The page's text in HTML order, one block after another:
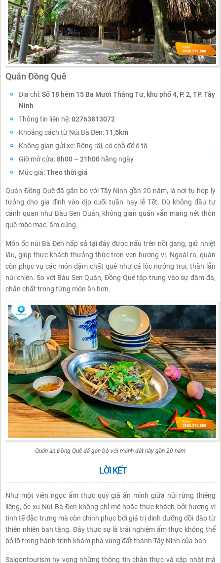
Quán Đồng Quê
Địa chỉ:Số 18 hẻm 15 Ba Mươi Tháng Tư, khu phố 4, P. 2, TP. Tây
Ninh
Thông tin liên hệ:02763813072
Khoảng cách từ Núi Bà Đen: 11,5km
Không gian gửi xe: Rộng rãi, có chỗ để ô tô
Giờ mở cửa:8h00 –21h00 hằng ngày
Mức giá:Theo thời giá
Quán Đồng Quê đã gắn bó với Tây Ninh gần 20 năm, là nơi tụ họp lý
tưởng cho gia đình vào dịp cuối tuần hay lễ Tết. Dù không đầu tư
cảnh quan như Bàu Sen Quán, không gian quán vẫn mang nét thôn
quê mộc mạc, ấm cúng.
Món ốc núi Bà Đen hấp sả tại đây được nấu trên nồi gang, giữ nhiệt
lâu, giúp thực khách thưởng thức trọn vẹn hương vị. Ngoài ra, quán
còn phục vụ các món đậm chất quê như cá lóc nướng trui, thằn lằn
núi chiên. So với Bàu Sen Quán, Đồng Quê tập trung vào sự đậm đà,
chân chất trong từng món ăn hơn.
Quán ăn Đồng Quê đã gắn bó với mảnh đất này gần 20 năm
LỜI KẾT
Như một viên ngọc ẩm thực quý giá ẩn mình giữa núi rừng thiêng
liêng, ốc xu Núi Bà Đen không chỉ mê hoặc thực khách bởi hương vị
tinh tế đặc trưng mà còn chinh phục bởi giá trị dinh dưỡng dồi dào từ
thiên nhiên ban tặng. Đây thực sự là trải nghiệm ẩm thực không thể
bỏ lỡ trong hành trình khám phá vùng đất thánh Tây Ninh của bạn.
Saigontourism hy vọng những thông tin chân thực và cập nhật mà